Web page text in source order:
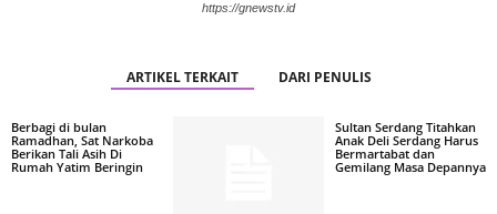
https://gnewstv.id
ARTIKEL TERKAIT DARI PENULIS
Berbagi di bulan
Ramadhan, Sat Narkoba
Berikan Tali Asih Di
Rumah Yatim Beringin
Sultan Serdang Titahkan
Anak Deli Serdang Harus
Bermartabat dan
Gemilang Masa Depannya